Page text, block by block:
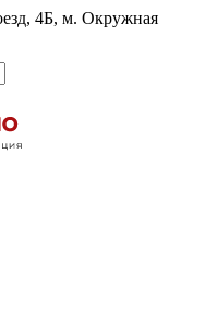
4Б, м. Окружная